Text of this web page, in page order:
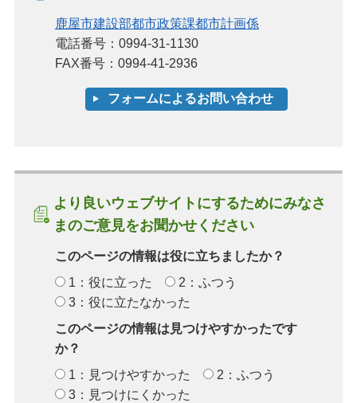
鹿屋市建設部都市政策課都市計画係
電話番号：0994-31-1130
FAX番号：0994-41-2936
より良いウェブサイトにするためにみなさ
まのご意見をお聞かせください
このページの情報は役に立ちましたか？
1：役に立った
2：ふつう
3：役に立たなかった
このページの情報は見つけやすかったです
か？
1：見つけやすかった
2：ふつう
3：見つけにくかった